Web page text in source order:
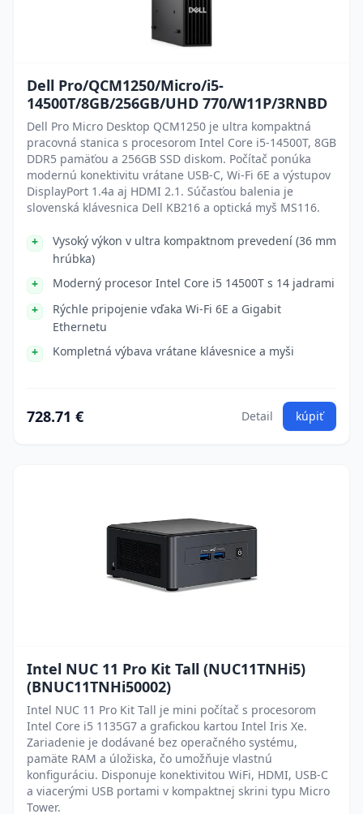
Dell Pro/QCM1250/Micro/i5-
14500T/8GB/256GB/UHD 770/W11P/3RNBD
Dell Pro Micro Desktop QCM1250 je ultra kompaktná
pracovná stanica s procesorom Intel Core i5-14500T, 8GB
DDR5 pamäťou a 256GB SSD diskom. Počítač ponúka
modernú konektivitu vrátane USB-C, Wi-Fi 6E a výstupov
DisplayPort 1.4a aj HDMI 2.1. Súčasťou balenia je
slovenská klávesnica Dell KB216 a optická myš MS116.
Vysoký výkon v ultra kompaktnom prevedení (36 mm
hrúbka)
Moderný procesor Intel Core i5 14500T s 14 jadrami
Rýchle pripojenie vďaka Wi-Fi 6E a Gigabit
Ethernetu
Kompletná výbava vrátane klávesnice a myši
728.71 € Detail kúpiť
Intel NUC 11 Pro Kit Tall (NUC11TNHi5)
(BNUC11TNHi50002)
Intel NUC 11 Pro Kit Tall je mini počítač s procesorom
Intel Core i5 1135G7 a grafickou kartou Intel Iris Xe.
Zariadenie je dodávané bez operačného systému,
pamäte RAM a úložiska, čo umožňuje vlastnú
konfiguráciu. Disponuje konektivitou WiFi, HDMI, USB-C
a viacerými USB portami v kompaktnej skrini typu Micro
Tower.